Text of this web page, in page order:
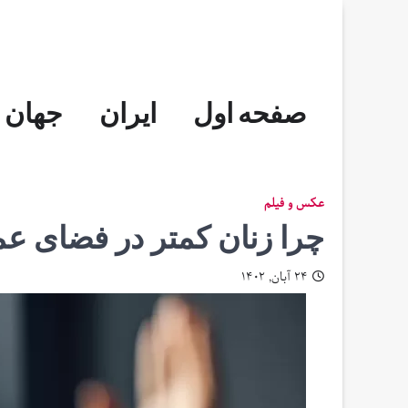
صفحه اول ایران جهان
عکس و فیلم
چرا زنان کمتر در فضای
۲۴ آبان, ۱۴۰۲